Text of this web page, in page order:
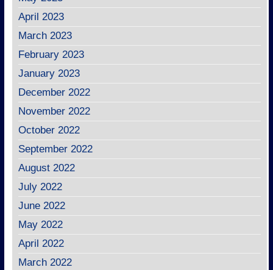
April 2023
March 2023
February 2023
January 2023
December 2022
November 2022
October 2022
September 2022
August 2022
July 2022
June 2022
May 2022
April 2022
March 2022